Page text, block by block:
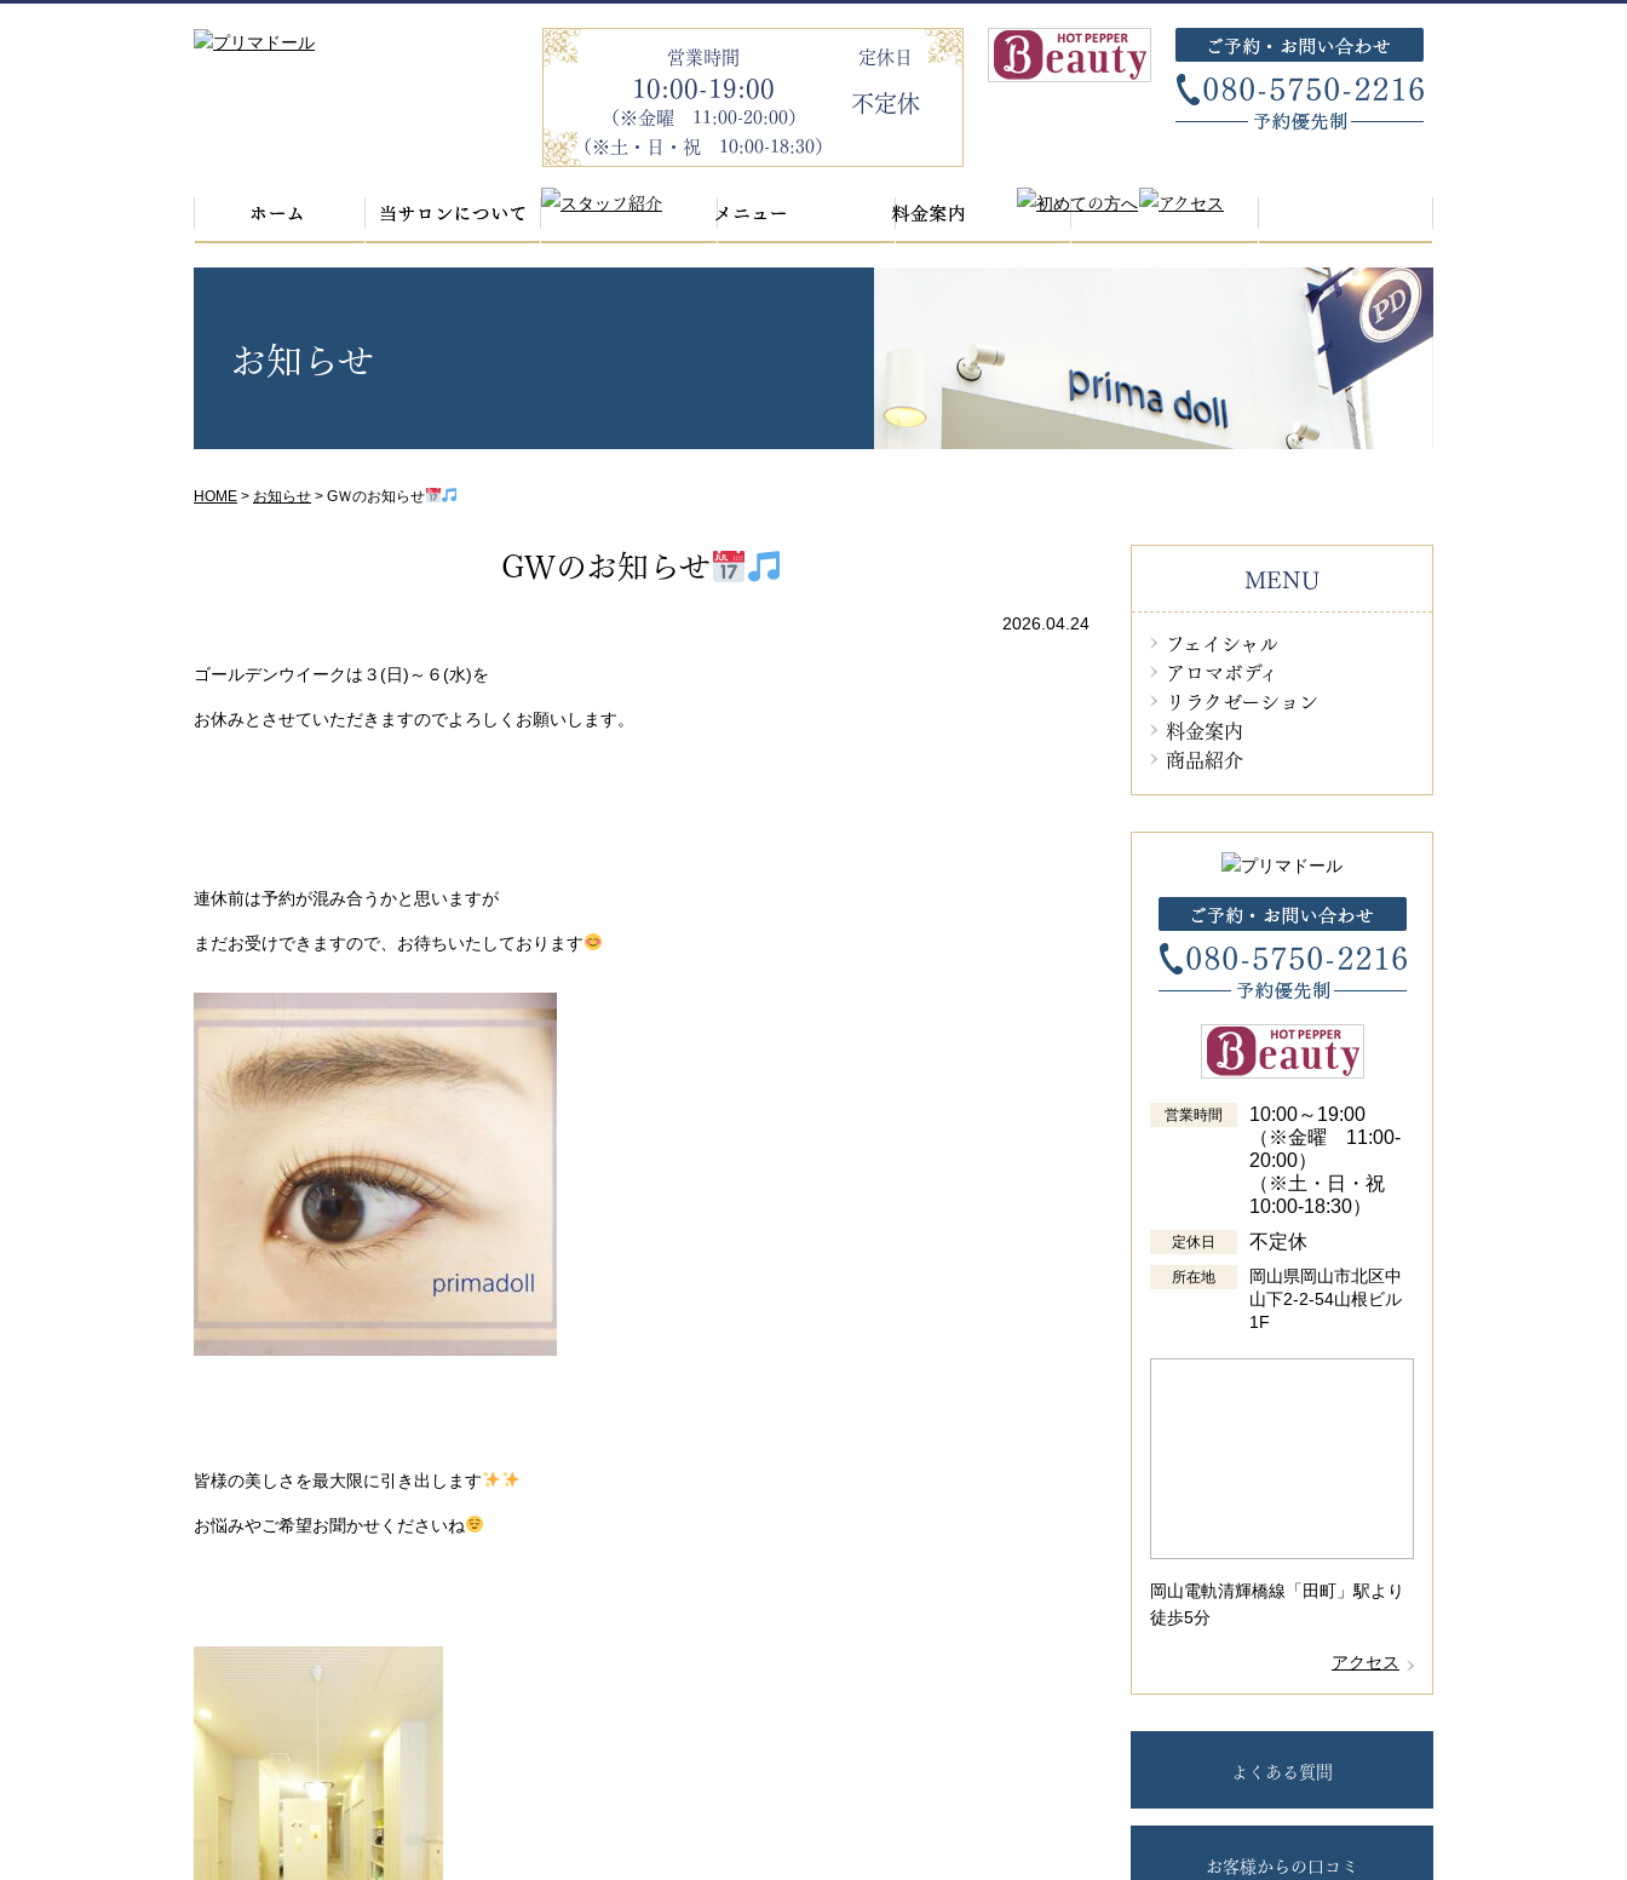
営業時間
10:00-19:00
（※金曜 11:00-20:00）
（※土・日・祝 10:00-18:30）
定休日
不定休
お知らせ
HOME > お知らせ > GＷのお知らせ
GＷのお知らせ
2026.04.24
ゴールデンウイークは３(日)～６(水)を
お休みとさせていただきますのでよろしくお願いします。
連休前は予約が混み合うかと思いますが
まだお受けできますので、お待ちいたしております
皆様の美しさを最大限に引き出します
お悩みやご希望お聞かせくださいね
MENU
フェイシャル
アロマボディ
リラクゼーション
料金案内
商品紹介
営業時間
10:00～19:00
（※金曜 11:00-
20:00）
（※土・日・祝
10:00-18:30）
定休日 不定休
所在地
岡山県岡山市北区中
山下2-2-54山根ビル
1F
岡山電軌清輝橋線「田町」駅より
徒歩5分
アクセス
よくある質問
お客様からの口コミ